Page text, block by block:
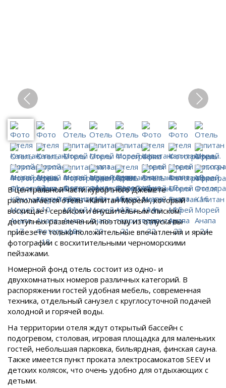
В центральной части курортного Джемете
располагается отель «Капитан Морей», который
восхищает сервисом и внушительным списком
доступных развлечений, поэтому из отпуска вы
привезете только положительные впечатления и яркие
фотографии с восхитительными черноморскими
пейзажами.
Номерной фонд отель состоит из одно- и
двухкомнатных номеров различных категорий. В
распоряжении гостей удобная мебель, современная
техника, отдельный санузел с круглосуточной подачей
холодной и горячей воды.
На территории отеля ждут открытый бассейн с
подогревом, столовая, игровая площадка для маленьких
гостей, небольшая парковка, бильярдная, финская сауна.
Также имеется пункт проката электросамокатов SEEV и
детских колясок, что очень удобно для отдыхающих с
детьми.